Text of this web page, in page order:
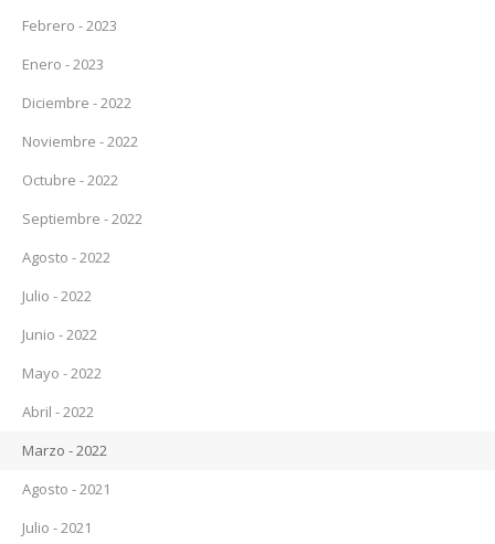
Febrero - 2023
Enero - 2023
Diciembre - 2022
Noviembre - 2022
Octubre - 2022
Septiembre - 2022
Agosto - 2022
Julio - 2022
Junio - 2022
Mayo - 2022
Abril - 2022
Marzo - 2022
Agosto - 2021
Julio - 2021